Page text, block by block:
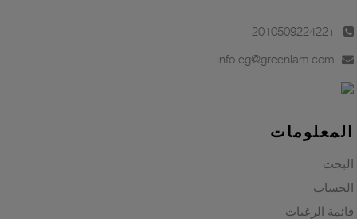
+201050922422
info.eg@greenlam.com
المعلومات
البحث
الحساب
قائمة الرغبات